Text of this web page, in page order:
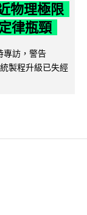
物理極限
律瓶頸
專訪，警告
製程升級已失經